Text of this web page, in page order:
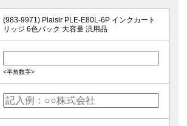
(983-9971) Plaisir PLE-E80L-6P インクカート
リッジ 6色パック 大容量 汎用品
<半角数字>